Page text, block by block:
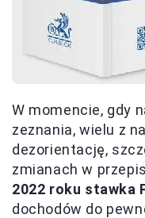
W momencie, gdy
zeznania, wielu z
dezorientację,
zmianach w
2022 roku stawka
dochodów do